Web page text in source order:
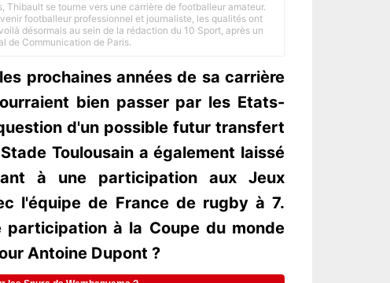
Thibault se tourne vers une carrière de footballeur amateur.
footballeur professionnel et journaliste, les qualités ont
désormais au sein de la rédaction du 10 Sport, après un
de Communication de Paris.
prochaines années de sa carrière
bien passer par les Etats-
d'un possible futur transfert
Toulousain a également laissé
à une participation aux Jeux
l'équipe de France de rugby à 7.
participation à la Coupe du monde
Antoine Dupont ?